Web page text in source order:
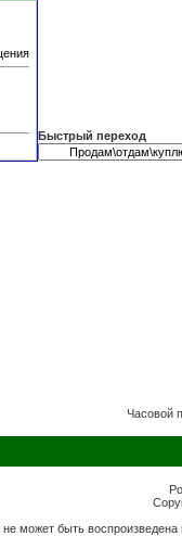
Быстрый переход
Часовой
может быть